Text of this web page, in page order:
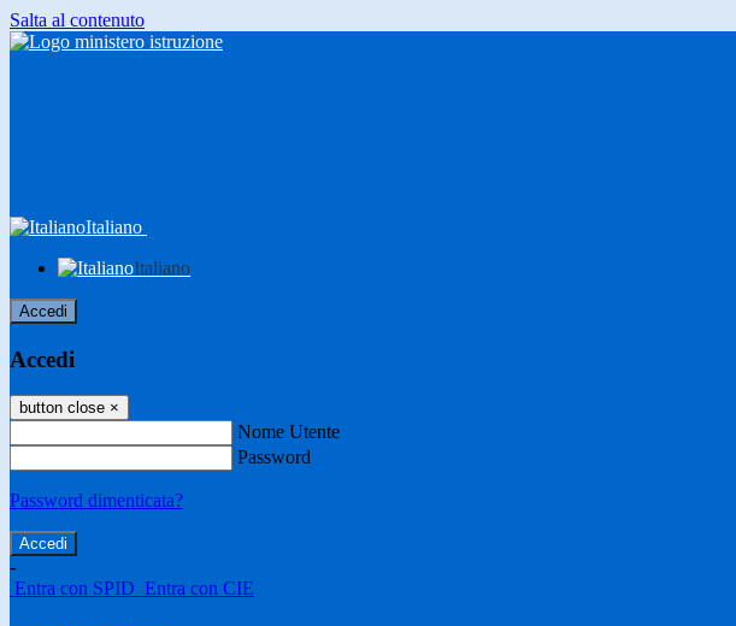
Salta al contenuto
Italiano
Italiano
Accedi
Accedi
button close ×
Nome Utente
Password
Password dimenticata?
-
Entra con SPID Entra con CIE